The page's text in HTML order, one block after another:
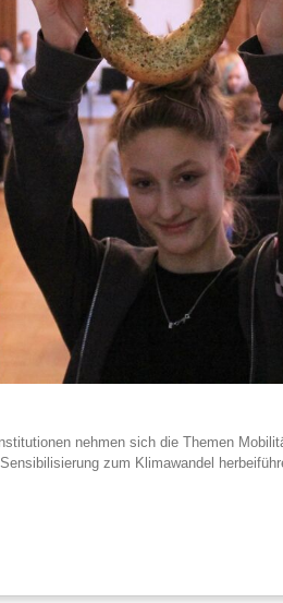
nehmen sich die Themen
zum Klimawandel